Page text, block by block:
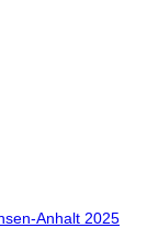
Anhalt 2025